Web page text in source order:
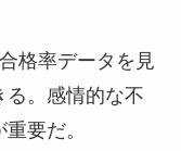
格率データを見
る。感情的な不
要だ。